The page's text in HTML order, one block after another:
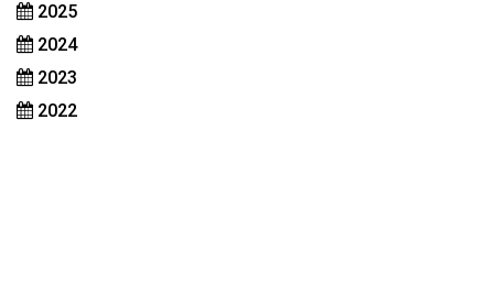
2025
2024
2023
2022